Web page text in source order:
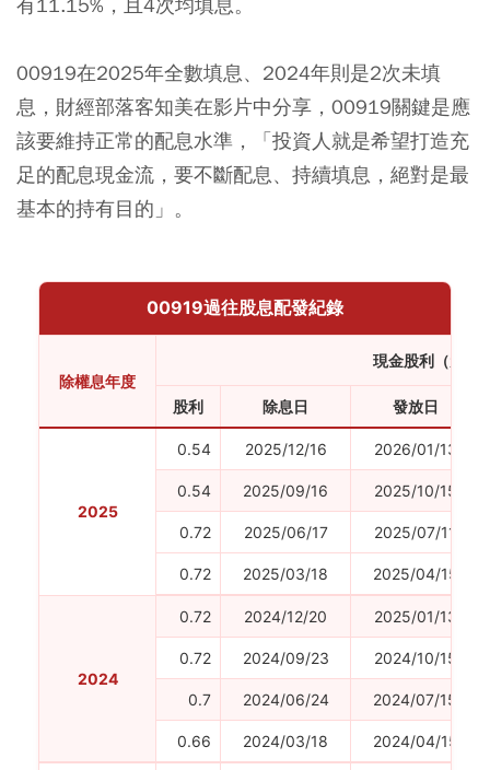
00919在2025年全數填息、2024年則是2次未填
息，財經部落客知美在影片中分享，00919關鍵是應
該要維持正常的配息水準，「投資人就是希望打造充
足的配息現金流，要不斷配息、持續填息，絕對是最
基本的持有目的」。
00919過往股息配發紀錄
除權息年度
現金股利（元）
股利 除息日 發放日
2025
0.54 2025/12/16 2026/01/13
0.54 2025/09/16 2025/10/15
0.72 2025/06/17 2025/07/11
0.72 2025/03/18 2025/04/15
2024
0.72 2024/12/20 2025/01/13
0.72 2024/09/23 2024/10/15
0.7 2024/06/24 2024/07/15
0.66 2024/03/18 2024/04/15